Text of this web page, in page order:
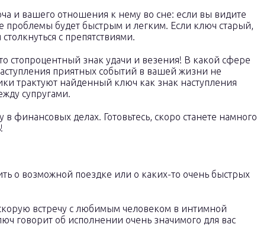
и вашего отношения к нему во сне: если вы видите
будет быстрым и легким. Если ключ старый,
с препятствиями.
стопроцентный знак удачи и везения! В какой сфере
приятных событий в вашей жизни не
трактуют найденный ключ как знак наступления
супругами.
финансовых делах. Готовьтесь, скоро станете намного
о возможной поездке или о каких-то очень быстрых
встречу с любимым человеком в интимной
говорит об исполнении очень значимого для вас